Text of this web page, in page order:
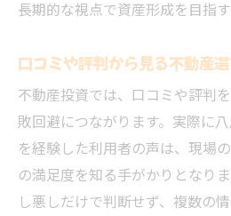
長期的な視点で資産形成を目指
口コミや評判から見る不動産
不動産投資では、口コミや評判
敗回避につながります。実際に
を経験した利用者の声は、現場
の満足度を知る手がかりとなり
し悪しだけで判断せず、複数の